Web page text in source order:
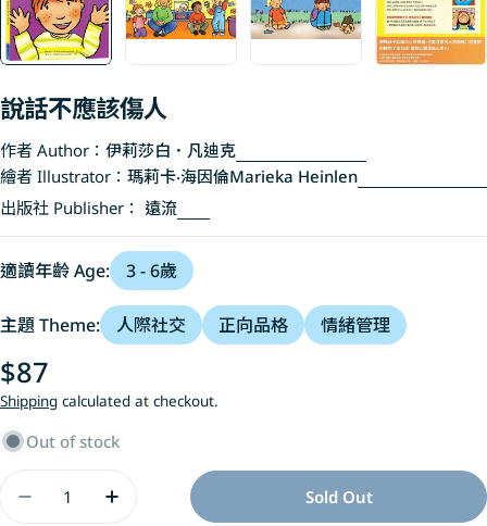
說話不應該傷人
作者 Author： 伊莉莎白．凡迪克
繪者 Illustrator： 瑪莉卡‧海因倫Marieka Heinlen
出版社 Publisher： 遠流
適讀年齡 Age: 3 - 6歲
主題 Theme: 人際社交 正向品格 情緒管理
Regular
price
$87
Shipping calculated at checkout.
Out of stock
Decrease Quantity For 說話不應該傷人
Increase Quantity For 說話不應該傷人
Sold Out